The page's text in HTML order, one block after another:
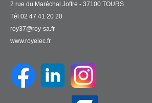
2 rue du Maréchal Joffre - 37100 TOURS
Tél 02 47 41 20 20
roy37@roy-sa.fr
www.royelec.fr